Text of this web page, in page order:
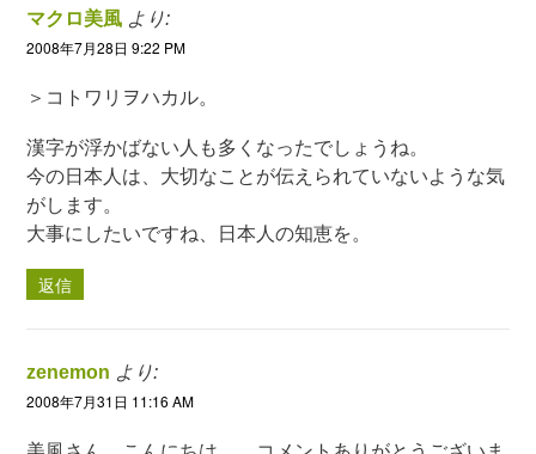
マクロ美風 より:
2008年7月28日 9:22 PM
＞コトワリヲハカル。
漢字が浮かばない人も多くなったでしょうね。
今の日本人は、大切なことが伝えられていないような気
がします。
大事にしたいですね、日本人の知恵を。
返信
zenemon より:
2008年7月31日 11:16 AM